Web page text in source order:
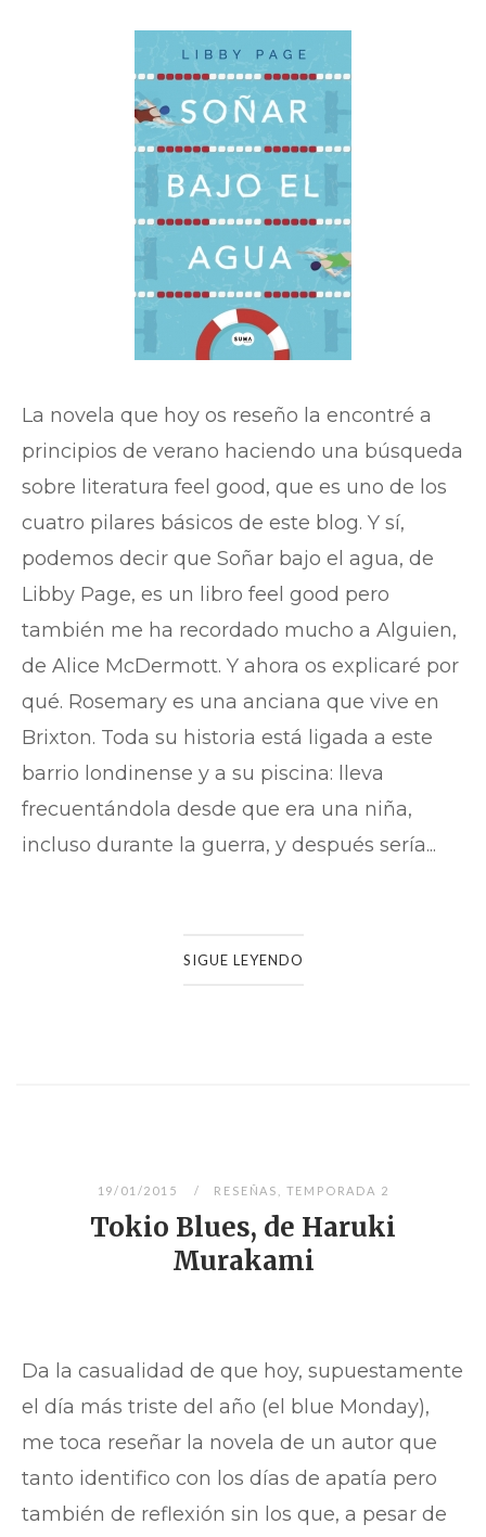
La novela que hoy os reseño la encontré a
principios de verano haciendo una búsqueda
sobre literatura feel good, que es uno de los
cuatro pilares básicos de este blog. Y sí,
podemos decir que Soñar bajo el agua, de
Libby Page, es un libro feel good pero
también me ha recordado mucho a Alguien,
de Alice McDermott. Y ahora os explicaré por
qué. Rosemary es una anciana que vive en
Brixton. Toda su historia está ligada a este
barrio londinense y a su piscina: lleva
frecuentándola desde que era una niña,
incluso durante la guerra, y después sería...
SIGUE LEYENDO
19/01/2015 RESEÑAS TEMPORADA 2
Tokio Blues, de Haruki
Murakami
Da la casualidad de que hoy, supuestamente
el día más triste del año (el blue Monday),
me toca reseñar la novela de un autor que
tanto identifico con los días de apatía pero
también de reflexión sin los que, a pesar de